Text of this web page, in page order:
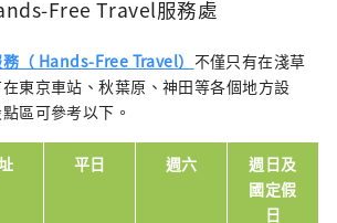
Free Travel服務處
（ Hands-Free Travel） 不僅只有在淺草
東京車站、秋葉原、神田等各個地方設
區可參考以下。
平日 週六
週日及
國定假
日